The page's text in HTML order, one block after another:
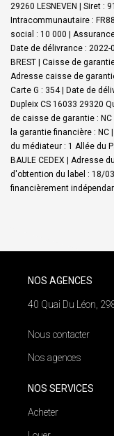
29260 LESNEVEN | Siret :
Intracommunautaire :
social : 10 000 | Assurance
Date de délivrance : 2022-
BREST | Caisse de
Adresse caisse de
Carte G : 354 | Date de
Dupleix CS 16033 29320
de caisse de garantie :
la garantie financière : NC
du médiateur : 1 Allée du
BAULE CEDEX | Adresse
d'obtention du label : 18/
financièrement
NOS AGENCES
40 Quai Du Léon,
Nous contacter
Nos agences
NOS SERVICES
Acheter